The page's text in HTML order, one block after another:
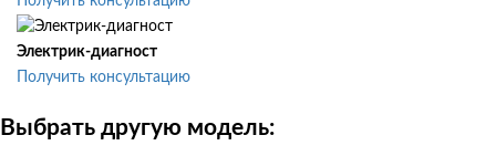
Электрик-диагност
Получить консультацию
Выбрать другую модель: